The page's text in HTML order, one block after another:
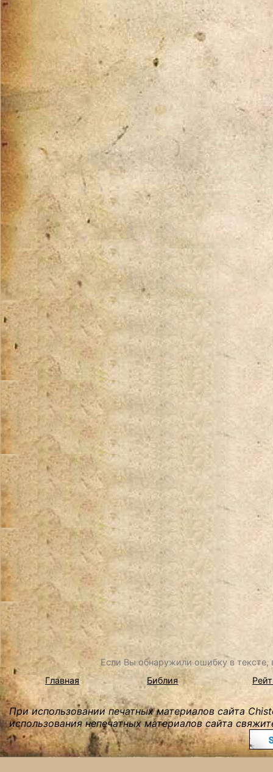
Если Вы обнаружили ошибку в
Главная
Библия
При использовании печатных материалов сайта
использования непечатных материалов сайта